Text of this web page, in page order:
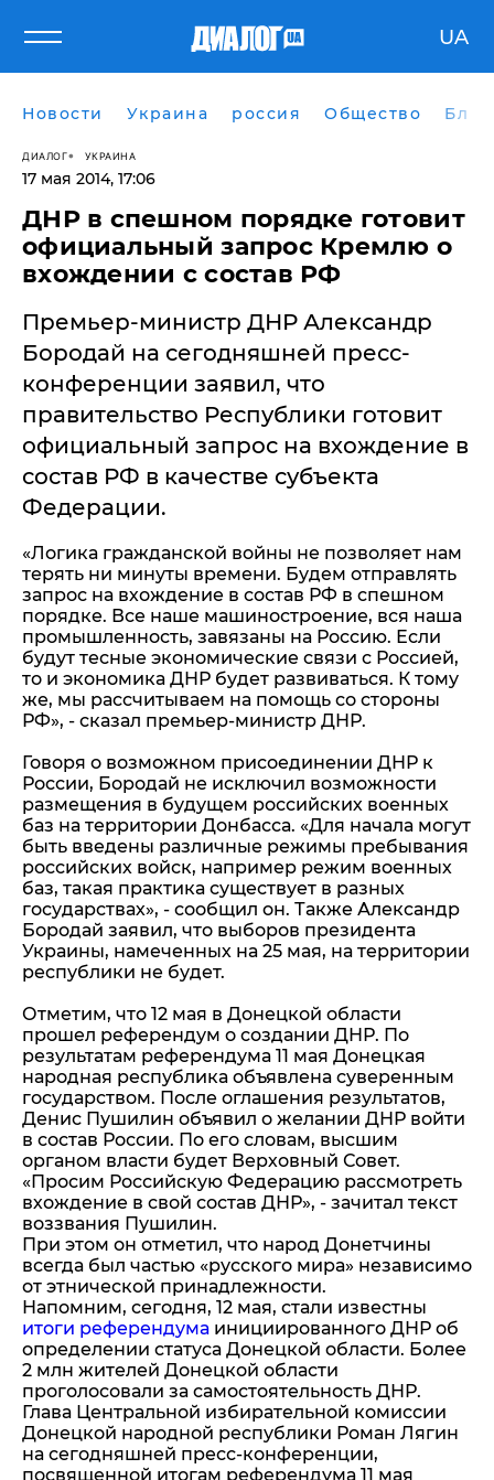
UA
Новости Украина россия Общество
ДИАЛОГ УКРАИНА
17 мая 2014, 17:06
ДНР в спешном порядке готовит
официальный запрос Кремлю о
вхождении с состав РФ
Премьер-министр ДНР Александр
Бородай на сегодняшней пресс-
конференции заявил, что
правительство Республики готовит
официальный запрос на вхождение в
состав РФ в качестве субъекта
Федерации.
«Логика гражданской войны не позволяет нам
терять ни минуты времени. Будем отправлять
запрос на вхождение в состав РФ в спешном
порядке. Все наше машиностроение, вся наша
промышленность, завязаны на Россию. Если
будут тесные экономические связи с Россией,
то и экономика ДНР будет развиваться. К тому
же, мы рассчитываем на помощь со стороны
РФ», - сказал премьер-министр ДНР.
Говоря о возможном присоединении ДНР к
России, Бородай не исключил возможности
размещения в будущем российских военных
баз на территории Донбасса. «Для начала могут
быть введены различные режимы пребывания
российских войск, например режим военных
баз, такая практика существует в разных
государствах», - сообщил он. Также Александр
Бородай заявил, что выборов президента
Украины, намеченных на 25 мая, на территории
республики не будет.
Отметим, что 12 мая в Донецкой области
прошел референдум о создании ДНР. По
результатам референдума 11 мая Донецкая
народная республика объявлена суверенным
государством. После оглашения результатов,
Денис Пушилин объявил о желании ДНР войти
в состав России. По его словам, высшим
органом власти будет Верховный Совет.
«Просим Российскую Федерацию рассмотреть
вхождение в свой состав ДНР», - зачитал текст
воззвания Пушилин.
При этом он отметил, что народ Донетчины
всегда был частью «русского мира» независимо
от этнической принадлежности.
Напомним, сегодня, 12 мая, стали известны
итоги референдума инициированного ДНР об
определении статуса Донецкой области. Более
2 млн жителей Донецкой области
проголосовали за самостоятельность ДНР.
Глава Центральной избирательной комиссии
Донецкой народной республики Роман Лягин
на сегодняшней пресс-конференции,
посвященной итогам референдума 11 мая